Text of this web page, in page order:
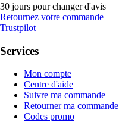
30 jours pour changer d'avis
Retournez votre commande
Trustpilot
Services
Mon compte
Centre d'aide
Suivre ma commande
Retourner ma commande
Codes promo